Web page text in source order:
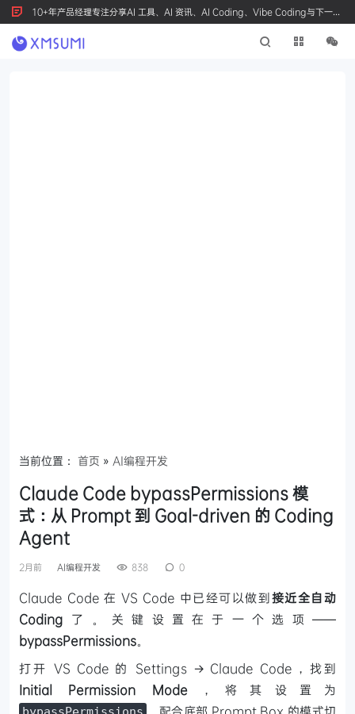
10+年产品经理专注分享AI 工具、AI 资讯、AI Coding、Vibe Coding与下一代
产品创新，按 Ctrl+D 收藏我们
当前位置： 首页 » AI编程开发
Claude Code bypassPermissions 模
式：从 Prompt 到 Goal-driven 的 Coding
Agent
2月前 AI编程开发 838 0
Claude Code 在 VS Code 中已经可以做到接近全自动
Coding 了。关键设置在于一个选项——
bypassPermissions。
打开 VS Code 的 Settings → Claude Code，找到
Initial Permission Mode，将其设置为